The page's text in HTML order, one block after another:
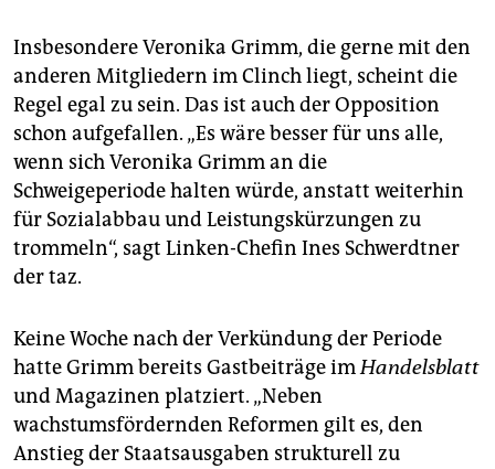
Insbesondere Veronika Grimm, die gerne mit den
anderen Mitgliedern im Clinch liegt, scheint die
Regel egal zu sein. Das ist auch der Opposition
schon aufgefallen. „Es wäre besser für uns alle,
wenn sich Veronika Grimm an die
Schweigeperiode halten würde, anstatt weiterhin
für Sozialabbau und Leistungskürzungen zu
trommeln“, sagt Linken-Chefin Ines Schwerdtner
der taz.
Keine Woche nach der Verkündung der Periode
hatte Grimm bereits Gastbeiträge imHandelsblatt
und Magazinen platziert. „Neben
wachstumsfördernden Reformen gilt es, den
Anstieg der Staatsausgaben strukturell zu